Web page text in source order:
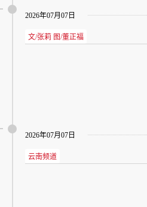
2026年07月07日
文/张莉 图/董正福
2026年07月07日
云南频道